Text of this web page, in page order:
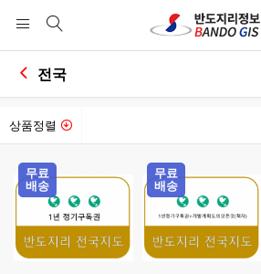
전국
상품정렬
무료
배송
무료
배송